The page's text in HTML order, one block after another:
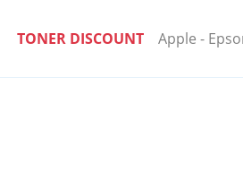
TONER DISCOUNT Apple -